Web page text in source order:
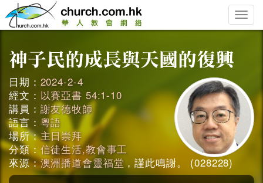
Toggle
日期： 2024-2-4
經文： 以賽亞書 54:1-10
講員： 謝友德牧師
語言： 粵語
場所：主日崇拜
分類： 信徒生活,教會事工
來源：澳洲播道會靈福堂，謹此鳴謝。 (028228)